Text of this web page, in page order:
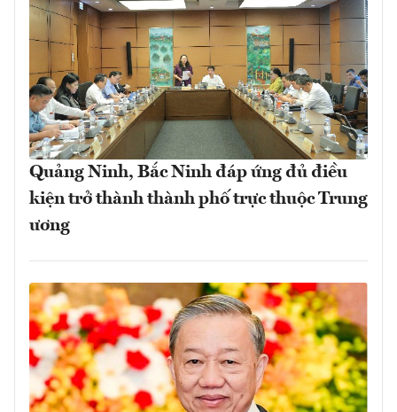
Quảng Ninh, Bắc Ninh đáp ứng đủ điều
kiện trở thành thành phố trực thuộc Trung
ương